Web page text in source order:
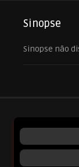
Sinopse
Sinopse não